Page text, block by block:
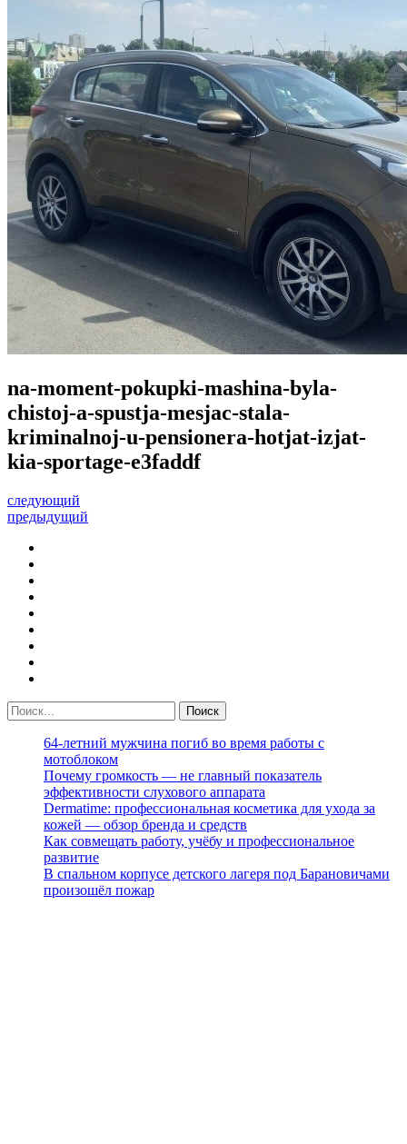
na-moment-pokupki-mashina-byla-
chistoj-a-spustja-mesjac-stala-
kriminalnoj-u-pensionera-hotjat-izjat-
kia-sportage-e3faddf
следующий
предыдущий
64-летний мужчина погиб во время работы с
мотоблоком
Почему громкость — не главный показатель
эффективности слухового аппарата
Dermatime: профессиональная косметика для ухода за
кожей — обзор бренда и средств
Как совмещать работу, учёбу и профессиональное
развитие
В спальном корпусе детского лагеря под Барановичами
произошёл пожар